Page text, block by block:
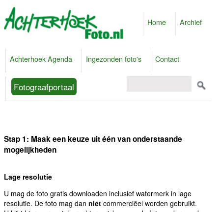
Home Archief
Achterhoek Agenda Ingezonden foto's Contact
Fotograafportaal
Stap 1: Maak een keuze uit één van onderstaande
mogelijkheden
Lage resolutie
U mag de foto gratis downloaden inclusief watermerk in lage
resolutie. De foto mag dan niet commerciëel worden gebruikt.